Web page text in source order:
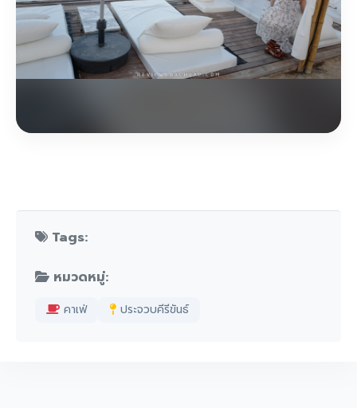
Tags:
หมวดหมู่:
คาเฟ่ ประจวบคีรีขันธ์